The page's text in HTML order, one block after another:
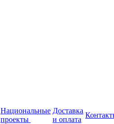
Национальные
проекты
Доставка
и оплата